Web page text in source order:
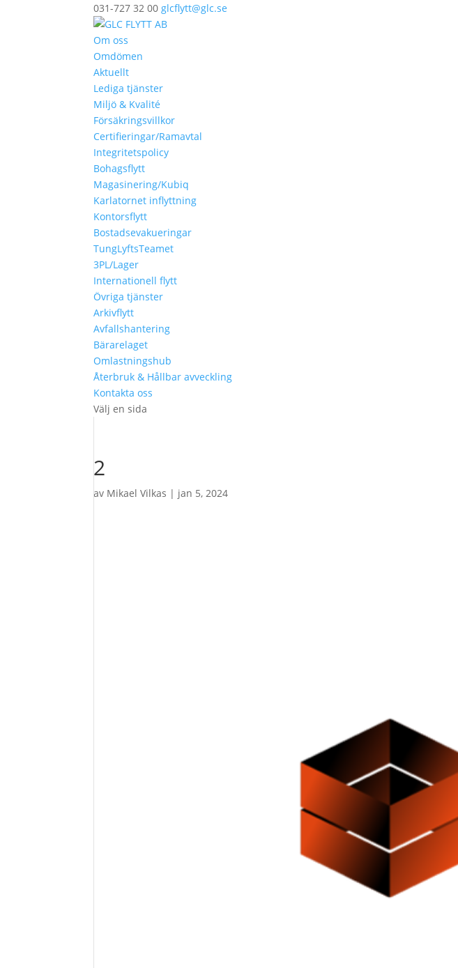
031-727 32 00 glcflytt@glc.se
Om oss
Omdömen
Aktuellt
Lediga tjänster
Miljö & Kvalité
Försäkringsvillkor
Certifieringar/Ramavtal
Integritetspolicy
Bohagsflytt
Magasinering/Kubiq
Karlatornet inflyttning
Kontorsflytt
Bostadsevakueringar
TungLyftsTeamet
3PL/Lager
Internationell flytt
Övriga tjänster
Arkivflytt
Avfallshantering
Bärarelaget
Omlastningshub
Återbruk & Hållbar avveckling
Kontakta oss
Välj en sida
2
av Mikael Vilkas | jan 5, 2024